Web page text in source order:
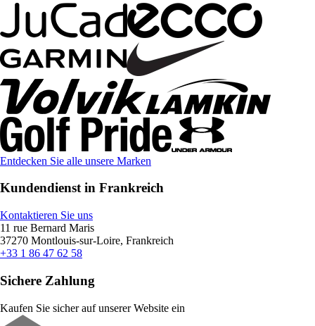
Entdecken Sie alle unsere Marken
Kundendienst in Frankreich
Kontaktieren Sie uns
11 rue Bernard Maris
37270 Montlouis-sur-Loire, Frankreich
+33 1 86 47 62 58
Sichere Zahlung
Kaufen Sie sicher auf unserer Website ein